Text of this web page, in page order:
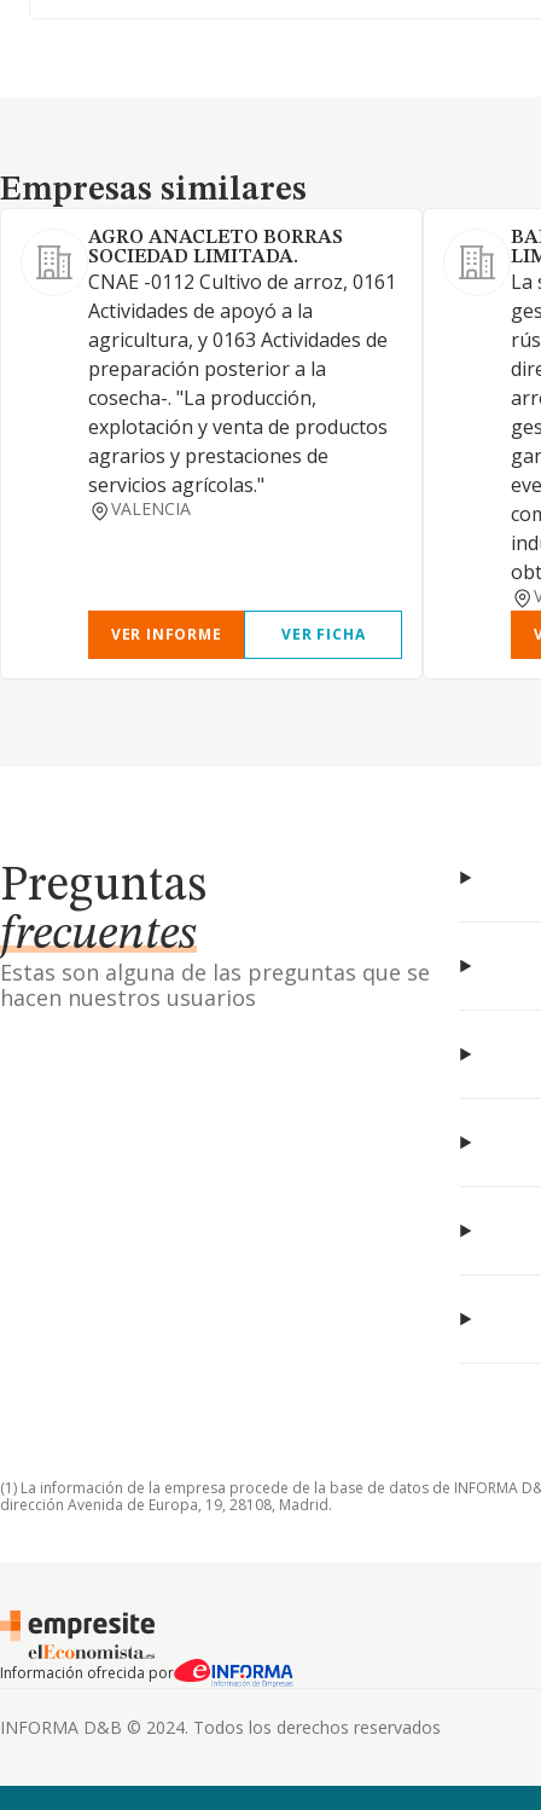
Empresas similares
Empresas similares
AGRO ANACLETO BORRAS
SOCIEDAD LIMITADA.
CNAE -0112 Cultivo de arroz, 0161
Actividades de apoyó a la
agricultura, y 0163 Actividades de
preparación posterior a la
cosecha-. "La producción,
explotación y venta de productos
agrarios y prestaciones de
servicios agrícolas."
VALENCIA
VER INFORME VER FICHA
La
Preguntas
frecuentes
Estas son alguna de las preguntas que se
hacen nuestros usuarios
(1) La información de la empresa procede de la base de datos de INFORMA
dirección Avenida de Europa, 19, 28108, Madrid.
Información ofrecida por
INFORMA D&B © 2024. Todos los derechos reservados